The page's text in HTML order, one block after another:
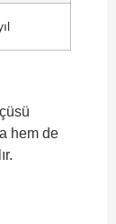
hem de